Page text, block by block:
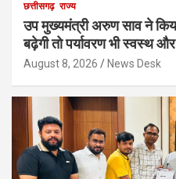
छत्तीसगढ़ राज्य
उप मुख्यमंत्री अरुण साव ने किया
बढ़ेगी तो पर्यावरण भी स्वस्थ
August 8, 2026 News Desk